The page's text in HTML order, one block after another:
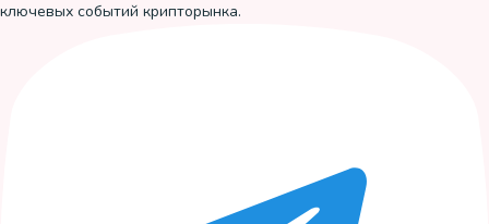
ключевых событий крипторынка.